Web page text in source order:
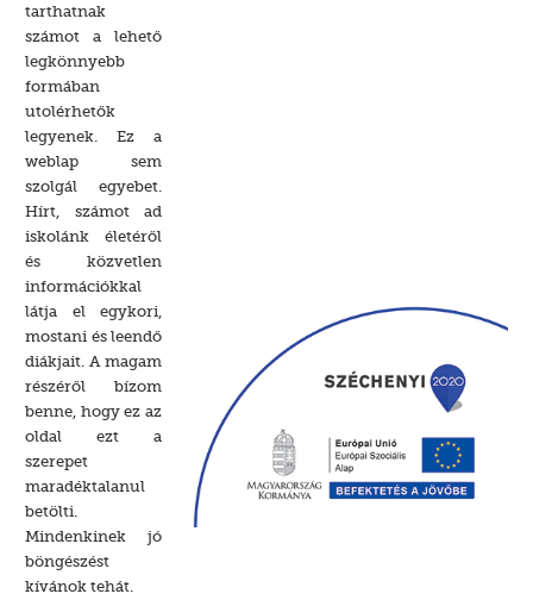
tarthatnak
számot a lehető
legkönnyebb
formában
utolérhetők
legyenek. Ez a
weblap sem
szolgál egyebet.
Hírt, számot ad
iskolánk életéről
és közvetlen
információkkal
látja el egykori,
mostani és leendő
diákjait. A magam
részéről bízom
benne, hogy ez az
oldal ezt a
szerepet
maradéktalanul
betölti.
Mindenkinek jó
böngészést
kívánok tehát.